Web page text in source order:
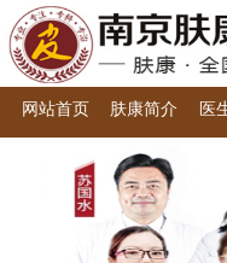
网站首页 肤康简介 医